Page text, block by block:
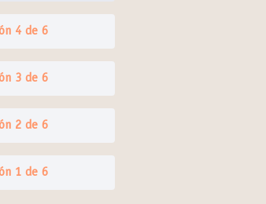
4 de 6
3 de 6
2 de 6
1 de 6